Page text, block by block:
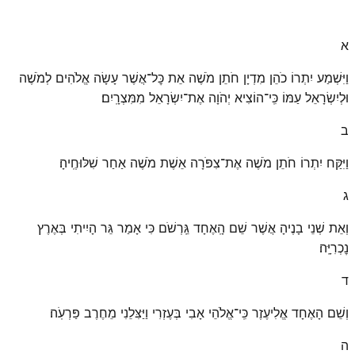
א
וַיִּשְׁמַע יִתְרוֹ כֹהֵן מִדְיָן חֹתֵן מֹשֶׁה אֵת כׇּל־אֲשֶׁר עָשָׂה אֱלֹהִים לְמֹשֶׁה
וּלְיִשְׂרָאֵל עַמּוֹ כִּֽי־הוֹצִיא יְהֹוָה אֶת־יִשְׂרָאֵל מִמִּצְרָֽיִם׃
ב
וַיִּקַּח יִתְרוֹ חֹתֵן מֹשֶׁה אֶת־צִפֹּרָה אֵשֶׁת מֹשֶׁה אַחַר שִׁלּוּחֶֽיהָ׃
ג
וְאֵת שְׁנֵי בָנֶיהָ אֲשֶׁר שֵׁם הָֽאֶחָד גֵּֽרְשֹׁם כִּי אָמַר גֵּר הָיִיתִי בְּאֶרֶץ
נׇכְרִיָּֽה׃
ד
וְשֵׁם הָאֶחָד אֱלִיעֶזֶר כִּֽי־אֱלֹהֵי אָבִי בְּעֶזְרִי וַיַּצִּלֵנִי מֵחֶרֶב פַּרְעֹֽה׃
ה